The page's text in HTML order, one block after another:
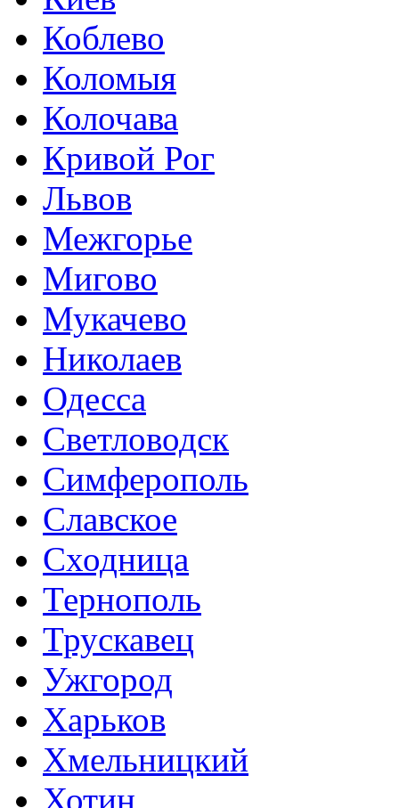
Коблево
Коломыя
Колочава
Кривой Рог
Львов
Межгорье
Мигово
Мукачево
Николаев
Одесса
Светловодск
Симферополь
Славское
Сходница
Тернополь
Трускавец
Ужгород
Харьков
Хмельницкий
Хотин